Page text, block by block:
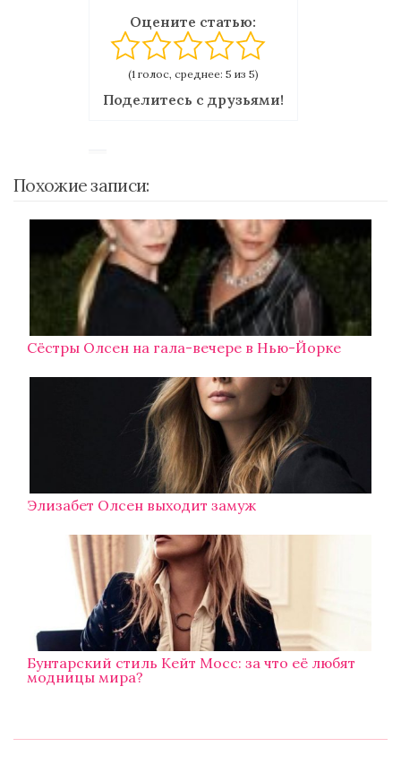
Оцените статью:
(1 голос, среднее: 5 из 5)
Поделитесь с друзьями!
Похожие записи:
Сёстры Олсен на гала-вечере в Нью-Йорке
Элизабет Олсен выходит замуж
Бунтарский стиль Кейт Мосс: за что её любят
модницы мира?